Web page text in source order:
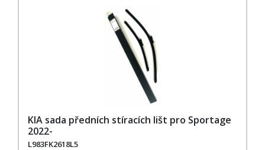
KIA sada předních stíracích lišt pro Sportage
2022-
L983FK2618L5